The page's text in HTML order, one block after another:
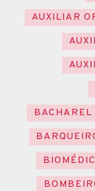
AUXILIAR
BACHAREL